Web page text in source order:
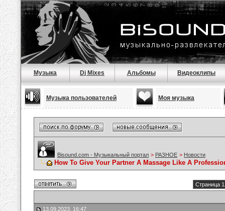
Музыка Dj Mixes Альбомы Видеоклипы
Музыка пользователей Моя музыка
Bisound.com - Музыкальный портал > РАЗНОЕ > Новости
How To Give Your Partner A Massage Like A
Страница
13.09.2023, 16:47